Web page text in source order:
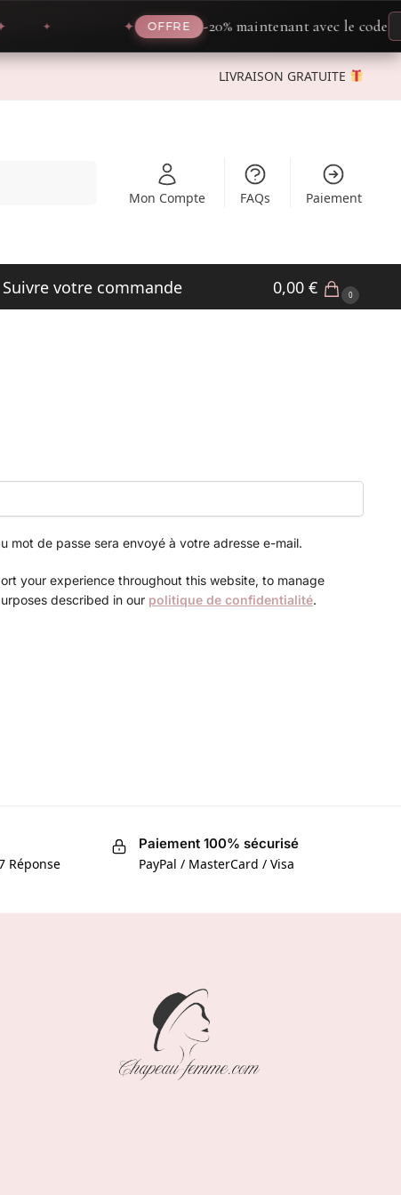
OFFRE -20% maintenant avec le code
LIVRAISON GRATUITE
Mon Compte FAQs Paiement
Suivre votre commande 0,00€ 0
mot de passe sera envoyé à votre adresse e-mail.
your experience throughout this website, to manage
described in our politique de confidentialité.
Réponse
Paiement 100% sécurisé
PayPal / MasterCard / Visa